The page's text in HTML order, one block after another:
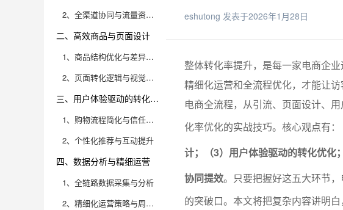
2、全渠道协同与流量资产运营
二、高效商品与页面设计
1、商品结构优化与差异化定位
2、页面转化逻辑与视觉优化
三、用户体验驱动的转化优化
1、购物流程简化与信任建设
2、个性化推荐与互动提升
四、数据分析与精细运营
1、全链路数据采集与分析
2、精细化运营策略与周期优化
eshutong 发表于2026年1月28日
整体转化率提升，是每一家电商企
精细化运营和全流程优化，才能让
电商全流程，从引流、页面设计、
化率优化的实战技巧。核心观点有：
计；（3）用户体验驱动的转化优化
协同提效。只要把握好这五大环节
的突破口。本文将把复杂内容讲明